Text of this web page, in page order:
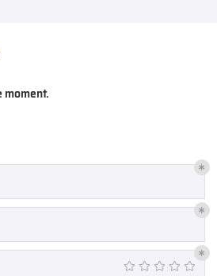
Vous pouvez vous désinscrire à tout moment en
moment.